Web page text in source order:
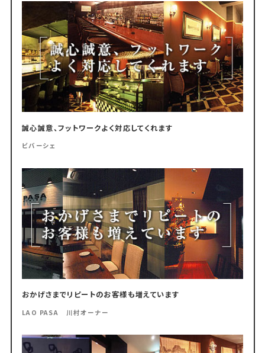
誠心誠意、フットワークよく対応してくれます
ビバーシェ
おかげさまでリピートのお客様も増えています
LAO PASA 川村オーナー